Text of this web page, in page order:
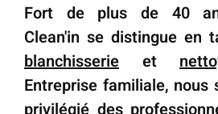
Fort de plus de 40
Clean'in se distingue en
blanchisserie et
Entreprise familiale, nous
privilégié des